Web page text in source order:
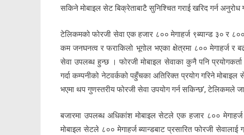
सकिने मोबाइल सेट बिक्रेताबाटै सुनिश्चित गराई खरिद गर्न अनुरोध
टेलिकमको फोरजी सेवा एक हजार ८०० मेगाहर्ज ९ब्यान्ड ३० र
कम जनघनत्व र फराकिलो भूगोल भएका क्षेत्रमा ८०० मेगाहर्ज र
सेवा उपलब्ध हुन्छ । फोरजी मोबाइल सेवाका कुनै पनि प्रयोगकर्ता
गर्दा कम्पनीको नेटवर्कको पहुँचका अतिरिक्त प्रयोग गरिने
भएमा थप गुणस्तरीय फोरजी सेवा उपयोग गर्न सकिन्छ’, टेलिकमले
बजारमा उपलब्ध अधिकांश मोबाइल सेटले एक हजार ८००
मोबाइल सेटले ८०० मेगाहर्ज ब्यान्डबाट प्रसारित फोरजी